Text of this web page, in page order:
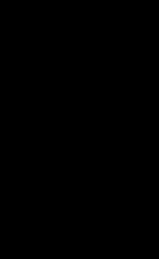
сомнений.